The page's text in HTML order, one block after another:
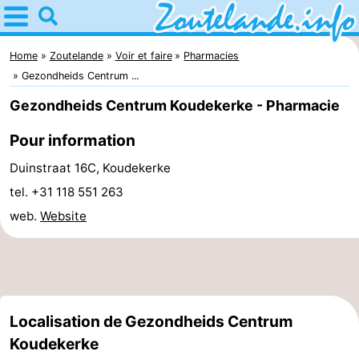
Home
Zoutelande
Astuces
les
enfants
Webcam
Webcam
Langstraat
Webcam
nuit
-
Home Zoutelande Voir et faire
Pharmacies
Gezondheids Centrum ...
Gezondheids Centrum Koudekerke - Pharmacie
Pour information
Duinstraat 16C, Koudekerke
tel. +31 118 551 263
web. Website
Localisation de Gezondheids Centrum
Koudekerke